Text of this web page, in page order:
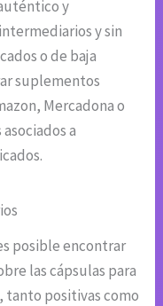
y
y sin
o de baja
suplementos
Mercadona o
a
posible encontrar
las cápsulas para
tanto positivas como